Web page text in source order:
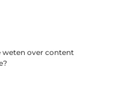
weten over content